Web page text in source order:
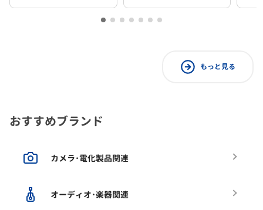
もっと見る
おすすめブランド
カメラ･電化製品関連
オーディオ･楽器関連